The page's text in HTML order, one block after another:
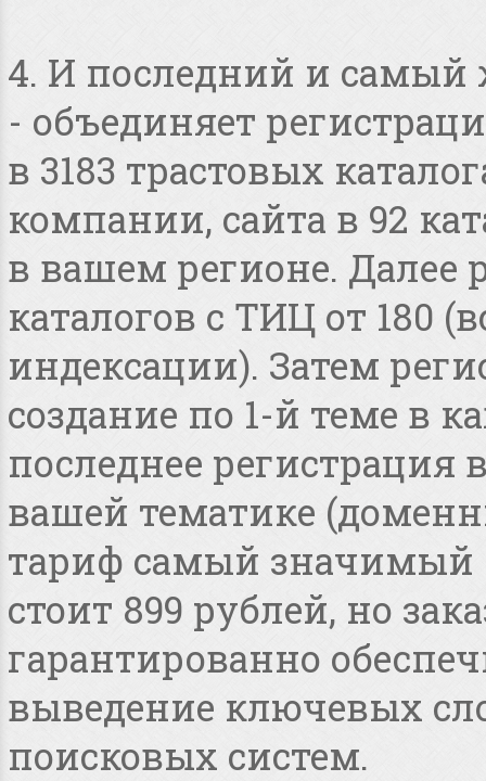
4. И последний и
- объединяет
в 3183 трастовых
компании, сайта в 92
в вашем регионе. Далее
каталогов с ТИЦ от 180
индексации). Затем
создание по 1-й теме в
последнее регистрация
вашей тематике
тариф самый значимый
стоит 899 рублей, но
гарантированно
выведение ключевых
поисковых систем.